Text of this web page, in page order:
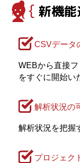
新機能
CSVデータ
WEBから直接
をすぐに開始い
解析状況の
解析状況を把握
プロジェク